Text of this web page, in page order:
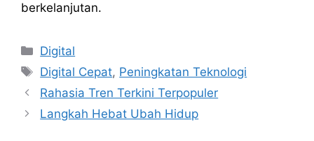
berkelanjutan.
Kategori
Digital
Tag
Digital Cepat, Peningkatan Teknologi
Rahasia Tren Terkini Terpopuler
Langkah Hebat Ubah Hidup